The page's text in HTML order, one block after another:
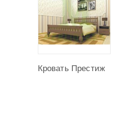
Вашивопросы
Кровать Престиж